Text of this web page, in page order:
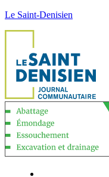
Le Saint-Denisien